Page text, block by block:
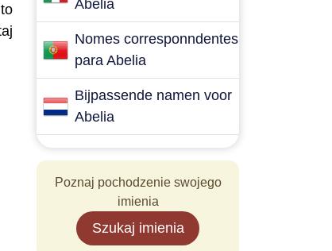
Abelia
Nomes corresponndentes
para Abelia
Bijpassende namen voor
Abelia
Poznaj pochodzenie swojego
imienia
Szukaj imienia